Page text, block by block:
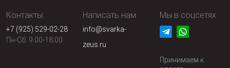
Контакты:
+7 (925) 529-02-28
Пн-Сб: 9:00-18:00
Написать нам:
info@svarka-
zeus.ru
Мы в соцсетях
Принимаем к